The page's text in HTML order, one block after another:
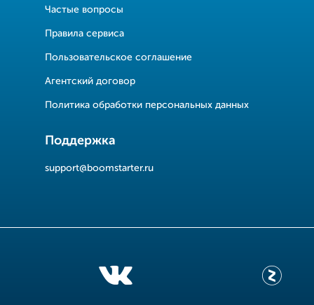
Частые вопросы
Правила сервиса
Пользовательское соглашение
Агентский договор
Политика обработки персональных данных
Поддержка
support@boomstarter.ru